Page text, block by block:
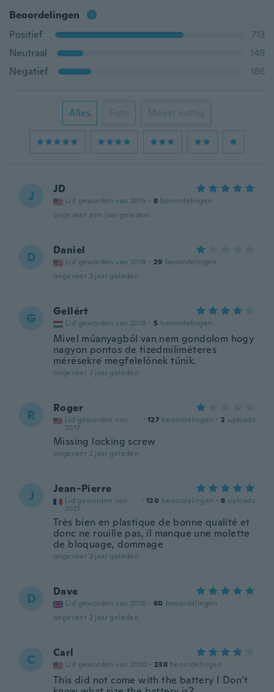
Beoordelingen
Positief
713
Neutraal
149
Negatief
186
Alles Foto Meest nuttig
J JD
Lid geworden van 2015 · 8 beoordelingen
ongeveer een jaar geleden
D Daniel
Lid geworden van 2018 · 29 beoordelingen
ongeveer 2 jaar geleden
G Gellért
Lid geworden van 2018 · 5 beoordelingen
Mivel műanyagból van nem gondolom hogy
nagyon pontos de tizedmiliméteres
mérésekre megfelelőnek tűnik.
ongeveer 2 jaar geleden
R Roger
Lid geworden van
2017
· 127 beoordelingen · 2 uploads
Missing locking screw
ongeveer 2 jaar geleden
J Jean-Pierre
Lid geworden van
2021
· 120 beoordelingen · 8 uploads
Très bien en plastique de bonne qualité et
donc ne rouille pas, il manque une molette
de bloquage, dommage
ongeveer 2 jaar geleden
D Dave
Lid geworden van 2016 · 60 beoordelingen
ongeveer 2 jaar geleden
C Carl
Lid geworden van 2020 · 238 beoordelingen
This did not come with the battery I Don’t